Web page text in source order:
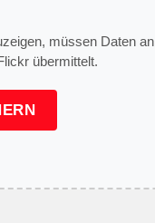
müssen Daten an
übermittelt.